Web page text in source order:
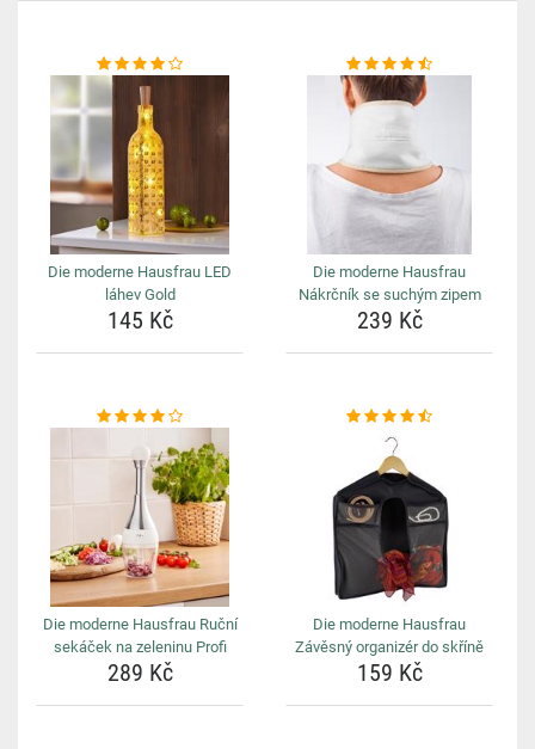
Die moderne Hausfrau LED
láhev Gold
145 Kč
Die moderne Hausfrau
Nákrčník se suchým zipem
239 Kč
Die moderne Hausfrau Ruční
sekáček na zeleninu Profi
289 Kč
Die moderne Hausfrau
Závěsný organizér do skříně
159 Kč